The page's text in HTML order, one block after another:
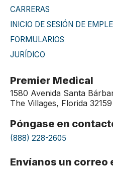
Premier Medical
1580 Avenida Santa
The Villages, Florida 32159
Póngase en
(888) 228-2605
Envíanos un correo
CARRERAS
INICIO DE SESIÓN DE
FORMULARIOS
JURÍDICO